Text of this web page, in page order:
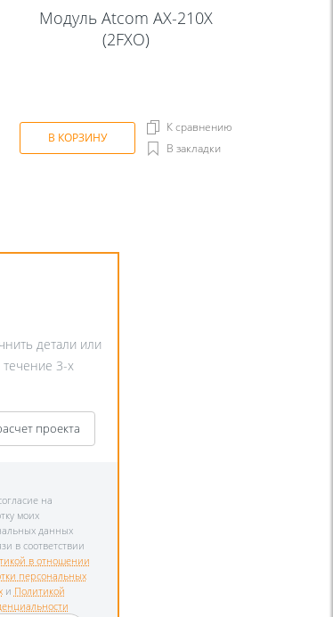
Модуль Atcom AX-210X
(2FXO)
В КОРЗИНУ
К сравнению
В закладки
детали или
течение 3-х
на
моих
данных
в соответствии
в отношении
персональных
и Политикой
проекта